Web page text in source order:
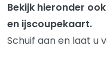
Bekijk hieronder
en ijscoupekaart.
Schuif aan en laat u